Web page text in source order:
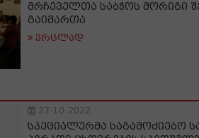
მრჩეველთა საბჭოს მორიგი
გაიმართა
ვრცლად
27-10-2022
სპეციალურმა საგამოძიებო